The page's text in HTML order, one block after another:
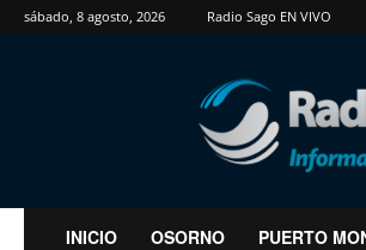
sábado, 8 agosto, 2026 Radio Sago EN VIVO
RadioSago
INICIO OSORNO PUERTO